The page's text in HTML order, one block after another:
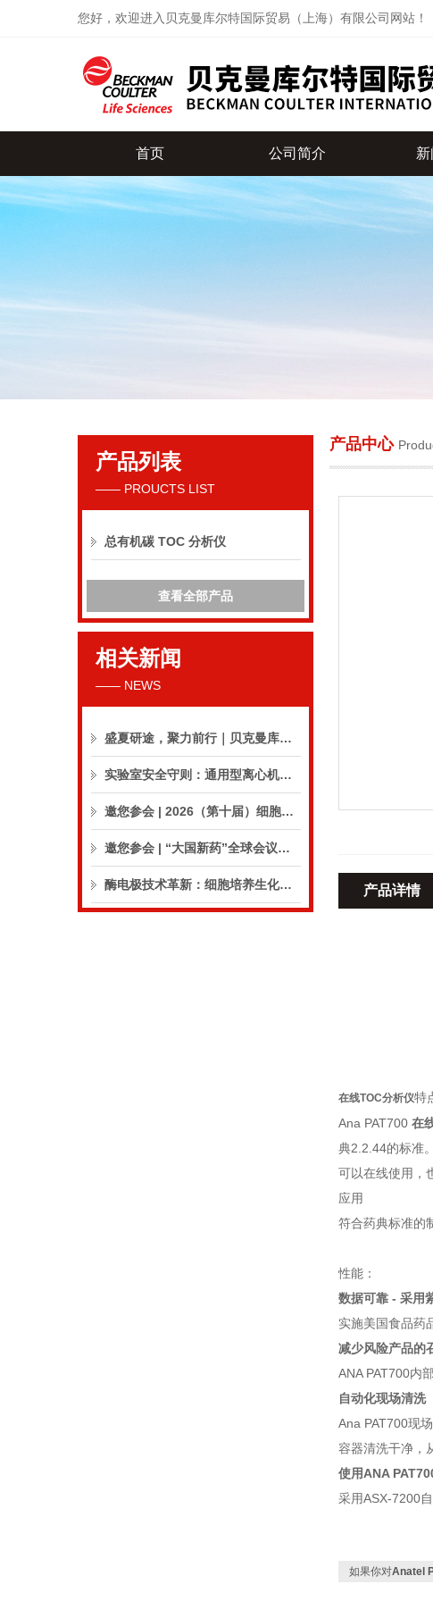
您好，欢迎进入贝克曼库尔特国际贸易（上海）有限公司网站！
贝克曼库尔特国际贸易（上海）有限公司
首页 公司简介
产品列表
—— PROUCTS LIST
总有机碳 TOC 分析仪
查看全部产品
相关新闻
—— NEWS
盛夏研途，聚力前行｜贝克曼库尔特生命科学8月活动预告
实验室安全守则：通用型离心机操作与保养的10个要点
邀您参会 | 2026（第十届）细胞外囊泡合规与临床应用大会
邀您参会 | “大国新药”全球会议（CPIC2026）
酶电极技术革新：细胞培养生化分析仪实现精准在线监测
产品中心
产品详情
在线TOC分析仪特
Ana PAT700 在
典2.2.44的标准
可以在线使用，
应用
符合药典标准的
性能：
数据可靠 - 采用
实施美国食品药
减少风险产品的
ANA PAT700内
自动化现场清洗
Ana PAT700现
容器清洗干净，
使用ANA
采用ASX-7200
如果你对Anatel